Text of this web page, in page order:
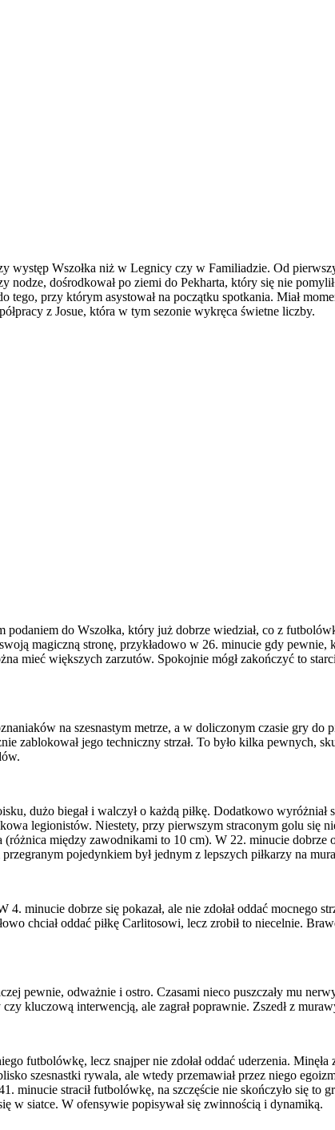
występ Wszołka niż w Legnicy czy w Familiadzie. Od
nodze, dośrodkował po ziemi do Pekharta, który się nie
tego, przy którym asystował na początku spotkania. Miał
z Josue, która w tym sezonie wykręca świetne liczby.
do Wszołka, który już dobrze wiedział, co z
magiczną stronę, przykładowo w 26. minucie gdy
mieć większych zarzutów. Spokojnie mógł zakończyć to
na szesnastym metrze, a w doliczonym czasie gry
zablokował jego techniczny strzał. To było kilka pewnych,
dużo biegał i walczył o każdą piłkę. Dodatkowo
legionistów. Niestety, przy pierwszym straconym golu się
między zawodnikami to 10 cm). W 22. minucie dobrze
pojedynkiem był jednym z lepszych piłkarzy na
4. minucie dobrze się pokazał, ale nie zdołał oddać
chciał oddać piłkę Carlitosowi, lecz zrobił to niecelnie.
pewnie, odważnie i ostro. Czasami nieco puszczały mu
kluczową interwencją, ale zagrał poprawnie. Zszedł z
futbolówkę, lecz snajper nie zdołał oddać uderzenia.
szesnastki rywala, ale wtedy przemawiał przez niego
minucie stracił futbolówkę, na szczęście nie skończyło się
w siatce. W ofensywie popisywał się zwinnością i dynamiką.